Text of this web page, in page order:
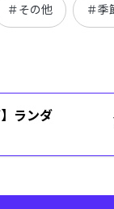
＃その他 ＃季
ランダ